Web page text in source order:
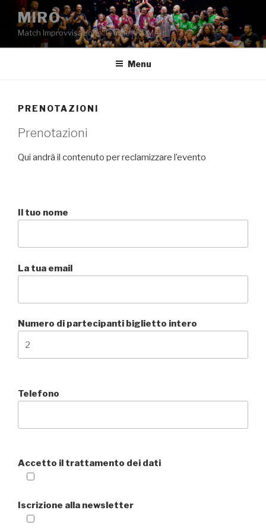
contenuto
MIRÒ
Match Improvvisazione Tetrale® ROMA
Menu
PRENOTAZIONI
Prenotazioni
Qui andrà il contenuto per reclamizzare l’evento
Il tuo nome
La tua email
Numero di partecipanti biglietto intero
Telefono
Accetto il trattamento dei dati
Iscrizione alla newsletter